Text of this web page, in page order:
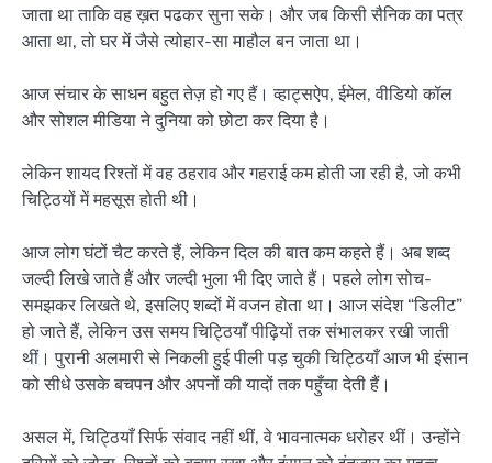
जाता था ताकि वह ख़त पढकर सुना सके। और जब किसी सैनिक का पत्र
आता था, तो घर में जैसे त्योहार-सा माहौल बन जाता था।
आज संचार के साधन बहुत तेज़ हो गए हैं। व्हाट्सऐप, ईमेल, वीडियो कॉल
और सोशल मीडिया ने दुनिया को छोटा कर दिया है।
लेकिन शायद रिश्तों में वह ठहराव और गहराई कम होती जा रही है, जो कभी
चिट्ठियों में महसूस होती थी।
आज लोग घंटों चैट करते हैं, लेकिन दिल की बात कम कहते हैं। अब शब्द
जल्दी लिखे जाते हैं और जल्दी भुला भी दिए जाते हैं। पहले लोग सोच-
समझकर लिखते थे, इसलिए शब्दों में वजन होता था। आज संदेश “डिलीट”
हो जाते हैं, लेकिन उस समय चिट्ठियाँ पीढ़ियों तक संभालकर रखी जाती
थीं। पुरानी अलमारी से निकली हुई पीली पड़ चुकी चिट्ठियाँ आज भी इंसान
को सीधे उसके बचपन और अपनों की यादों तक पहुँचा देती हैं।
असल में, चिट्ठियाँ सिर्फ संवाद नहीं थीं, वे भावनात्मक धरोहर थीं। उन्होंने